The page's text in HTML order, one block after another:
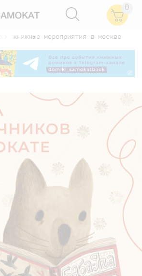
0
книжные мероприятия в москве